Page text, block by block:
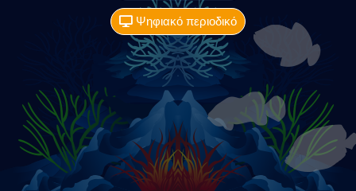
Ψηφιακό περιοδικό